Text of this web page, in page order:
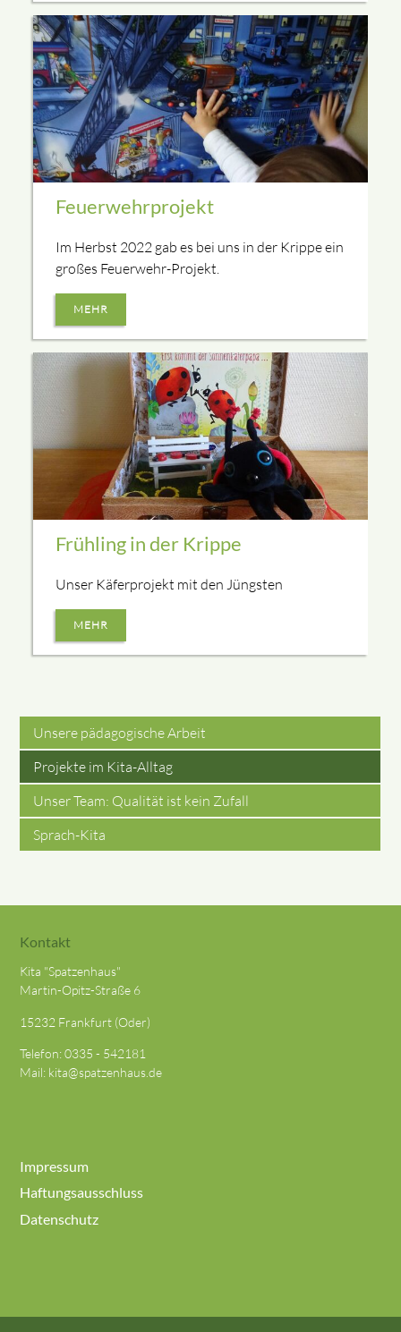
Feuerwehrprojekt
Im Herbst 2022 gab es bei uns in der Krippe ein
großes Feuerwehr-Projekt.
MEHR
Frühling in der Krippe
Unser Käferprojekt mit den Jüngsten
MEHR
Unsere pädagogische Arbeit
Projekte im Kita-Alltag
Unser Team: Qualität ist kein Zufall
Sprach-Kita
Kontakt
Kita "Spatzenhaus"
Martin-Opitz-Straße 6
15232 Frankfurt (Oder)
Telefon:0335 - 542181
Mail: kita@spatzenhaus.de
Impressum
Haftungsausschluss
Datenschutz